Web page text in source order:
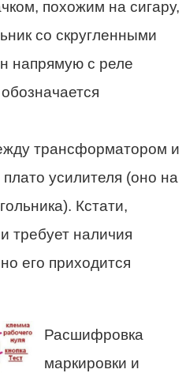
похожим на сигару,
со скругленными
напрямую с реле
трансформатором и
усилителя (оно на
Кстати,
требует наличия
его приходится
Расшифровка
маркировки и